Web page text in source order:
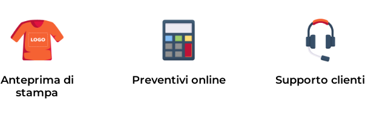
Anteprima di
stampa
Preventivi online Supporto clienti